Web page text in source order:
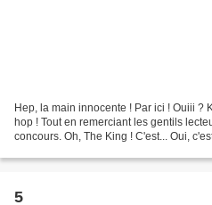
Hep, la main innocente ! Par ici ! Ouiii ?
hop ! Tout en remerciant les gentils
concours. Oh, The King ! C'est... Oui,
5